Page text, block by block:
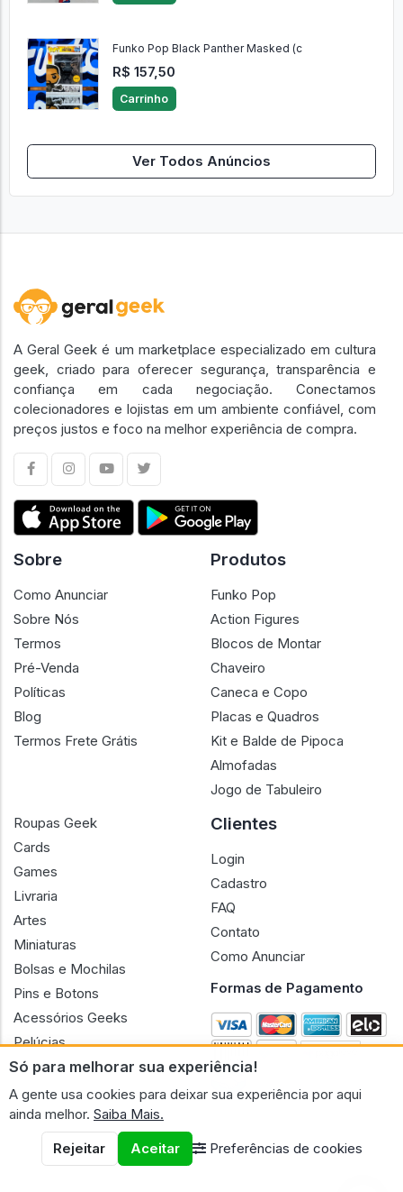
Funko Pop Black Panther Masked (c
R$ 157,50
Carrinho
Ver Todos Anúncios
Só para melhorar sua experiência!
A gente usa cookies para deixar sua experiência por aqui
ainda melhor. Saiba Mais.
Rejeitar
Aceitar Preferências de cookies
A Geral Geek é um marketplace especializado em cultura
geek, criado para oferecer segurança, transparência e
confiança em cada negociação. Conectamos
colecionadores e lojistas em um ambiente confiável, com
preços justos e foco na melhor experiência de compra.
Sobre
Como Anunciar
Sobre Nós
Termos
Pré-Venda
Políticas
Blog
Termos Frete Grátis
Produtos
Funko Pop
Action Figures
Blocos de Montar
Chaveiro
Caneca e Copo
Placas e Quadros
Kit e Balde de Pipoca
Almofadas
Jogo de Tabuleiro
Roupas Geek
Cards
Games
Livraria
Artes
Miniaturas
Bolsas e Mochilas
Pins e Botons
Acessórios Geeks
Pelúcias
Bonecas
Clientes
Login
Cadastro
FAQ
Contato
Como Anunciar
Formas de Pagamento
CNPJ n.º 30.220.458/0001-17 - GERAL GEEK PORTAL ELETRONICO